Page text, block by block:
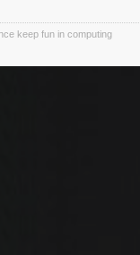
keep fun in computing